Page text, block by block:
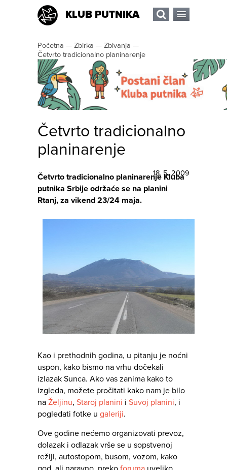
KLUB PUTNIKA
Početna — Zbirka — Zbivanja —
Četvrto tradicionalno planinarenje
Četvrto tradicionalno
planinarenje
18. 5. 2009
Četvrto tradicionalno planinarenje Kluba
putnika Srbije održaće se na planini
Rtanj, za vikend 23/24 maja.
Kao i prethodnih godina, u pitanju je noćni
uspon, kako bismo na vrhu dočekali
izlazak Sunca. Ako vas zanima kako to
izgleda, možete pročitati kako nam je bilo
na Željinu, Staroj planini i Suvoj planini, i
pogledati fotke u galeriji.
Ove godine nećemo organizovati prevoz,
dolazak i odlazak vrše se u sopstvenoj
režiji, autostopom, busom, vozom, kako